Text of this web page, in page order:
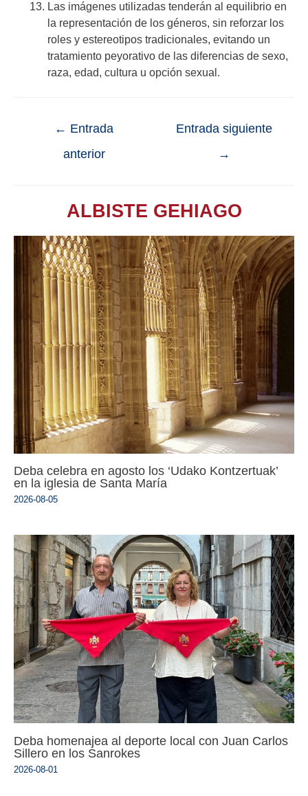
Las imágenes utilizadas tenderán al equilibrio en
la representación de los géneros, sin reforzar los
roles y estereotipos tradicionales, evitando un
tratamiento peyorativo de las diferencias de sexo,
raza, edad, cultura u opción sexual.
← Entrada
anterior
Entrada siguiente
→
ALBISTE GEHIAGO
Deba celebra en agosto los ‘Udako Kontzertuak’
en la iglesia de Santa María
2026-08-05
Deba homenajea al deporte local con Juan Carlos
Sillero en los Sanrokes
2026-08-01